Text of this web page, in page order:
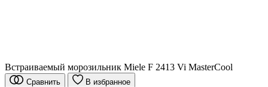
Встраиваемый морозильник Miele F 2413 Vi MasterCool
Сравнить В избранное